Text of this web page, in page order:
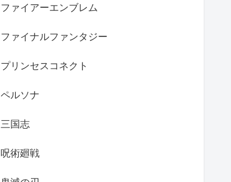
ファイアーエンブレム
ファイナルファンタジー
プリンセスコネクト
ペルソナ
三国志
呪術廻戦